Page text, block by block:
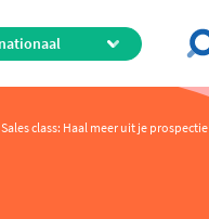
Sales class: Haal meer uit je prospectie